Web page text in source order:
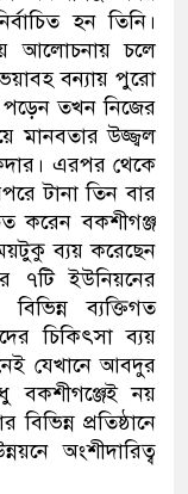
হন তিনি।
আলোচনায় চলে
বন্যায় পুরো
পড়েন তখন নিজের
মানবতার উজ্জ্বল
এরপর থেকে
টানা তিন বার
করেন বকশীগঞ্জ
ব্যয় করেছেন
৭টি ইউনিয়নের
ব্যক্তিগত
চিকিৎসা ব্যয়
যেখানে আবদুর
বকশীগঞ্জেই নয়
প্রতিষ্ঠানে
অংশীদারিত্ব